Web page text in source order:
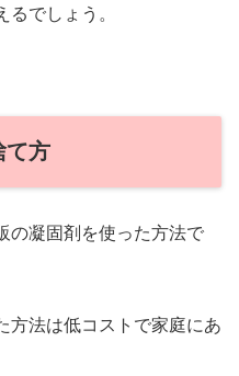
るでしょう。
て方
の凝固剤を使った方法で
方法は低コストで家庭にあ